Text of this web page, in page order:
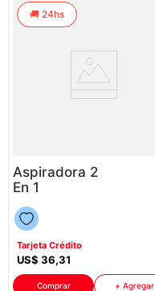
24hs
Aspiradora 2
En 1
Lf-07A
P86352 | 1,2
Litros 1000
Watts Color
Negro
Tarjeta Crédito
US$ 36,31
Comprar + Agregar